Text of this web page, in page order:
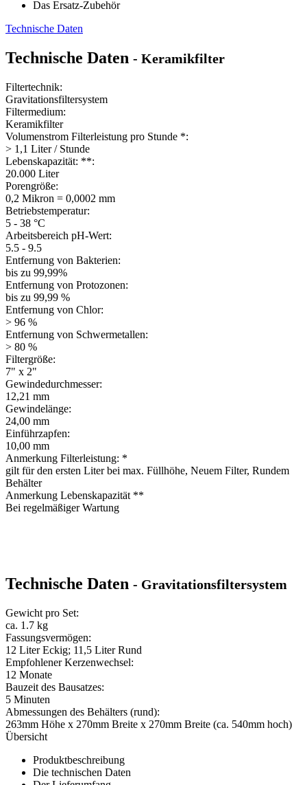
Entfernung von Schwermetallen:
> 80 %
Filtergröße:
7" x 2"
Gewindedurchmesser:
Gewindelänge:
24,00 mm
Einführzapfen:
10,00 mm
Anmerkung Filterleistung: *
gilt für den ersten Liter bei max. Füllhöhe, Neuem Filter, Rundem
Behälter
Anmerkung Lebenskapazität **
Bei regelmäßiger Wartung
Technische Daten
Gewicht pro Set:
ca. 1.7 kg
Fassungsvermögen:
12 Liter Eckig; 11,5 Liter Rund
Empfohlener Kerzenwechsel:
12 Monate
Bauzeit des Bausatzes:
5 Minuten
Abmessungen des Behälters (rund):
263mm Höhe x 270mm Breite x 270mm Breite (ca. 540mm hoch)
Übersicht
Produktbeschreibung
Die technischen Daten
Der Lieferumfang
Das Ersatz-Zubehör
Lieferumfang
Verpackungsmaterialen verpackt - wir verzichten weitestgehend auf
Kunststoffe um Ihre bestellten Waren zu schützen. Weitere
Informationen zur Versendung Ihrer Ware können Sie den
und Versandbedingungen
2x
lebensmittelechte PP Polypropylen Behälter mit flachen
Schnappdeckeln
2x
Keramikkerzenfilter
2x
schwarze Gummidichtungsscheiben
2x
schwarze Kunststoff-Flügelmuttern
Kunststoff-Dosierhahn (mit Kunststoff-Gewindemutter und
Gummischeibe)